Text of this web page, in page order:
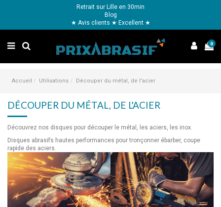
Retrait sur Lille en 30min
Blog
★ Avis clients ★ Excellent ★
0
Accueil Utilisations Découper du métal, de l'acier
DÉCOUPER DU MÉTAL, DE L'ACIER
Découvrez nos disques pour découper le métal, les aciers, les inox.
Disques abrasifs hautes performances pour tronçonner ébarber, coupe
rapide des aciers.